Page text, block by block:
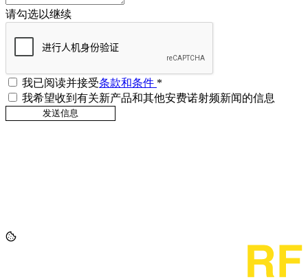
请勾选以继续
我已阅读并接受条款和条件 *
我希望收到有关新产品和其他安费诺射频新闻的信息